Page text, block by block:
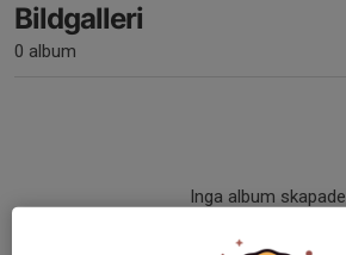
Bildgalleri
0 album
Inga album skapade